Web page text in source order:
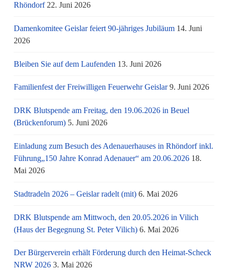
Rhöndorf 22. Juni 2026
Damenkomitee Geislar feiert 90-jähriges Jubiläum 14. Juni
2026
Bleiben Sie auf dem Laufenden 13. Juni 2026
Familienfest der Freiwilligen Feuerwehr Geislar 9. Juni 2026
DRK Blutspende am Freitag, den 19.06.2026 in Beuel
(Brückenforum) 5. Juni 2026
Einladung zum Besuch des Adenauerhauses in Rhöndorf inkl.
Führung„150 Jahre Konrad Adenauer“ am 20.06.2026 18.
Mai 2026
Stadtradeln 2026 – Geislar radelt (mit) 6. Mai 2026
DRK Blutspende am Mittwoch, den 20.05.2026 in Vilich
(Haus der Begegnung St. Peter Vilich) 6. Mai 2026
Der Bürgerverein erhält Förderung durch den Heimat-Scheck
NRW 2026 3. Mai 2026